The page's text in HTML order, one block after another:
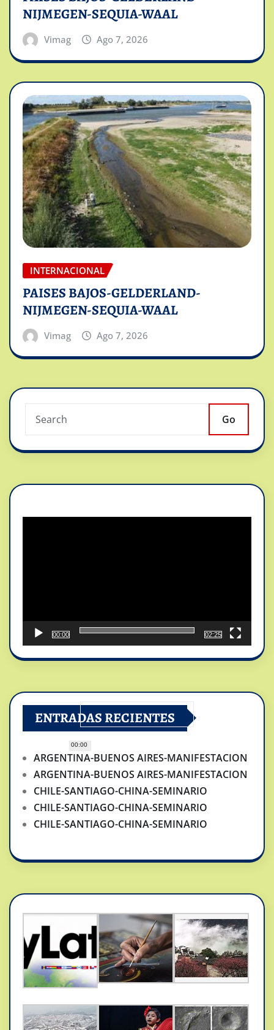
NIJMEGEN-SEQUIA-WAAL
Vimag Ago 7, 2026
INTERNACIONAL
PAISES BAJOS-GELDERLAND-
NIJMEGEN-SEQUIA-WAAL
Vimag Ago 7, 2026
Go
00:00
00:00
02:25
ENTRADAS RECIENTES
ARGENTINA-BUENOS AIRES-MANIFESTACION
ARGENTINA-BUENOS AIRES-MANIFESTACION
CHILE-SANTIAGO-CHINA-SEMINARIO
CHILE-SANTIAGO-CHINA-SEMINARIO
CHILE-SANTIAGO-CHINA-SEMINARIO